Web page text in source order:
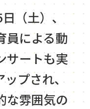
（土）、
員による動
サートも実
ップされ、
な雰囲気の